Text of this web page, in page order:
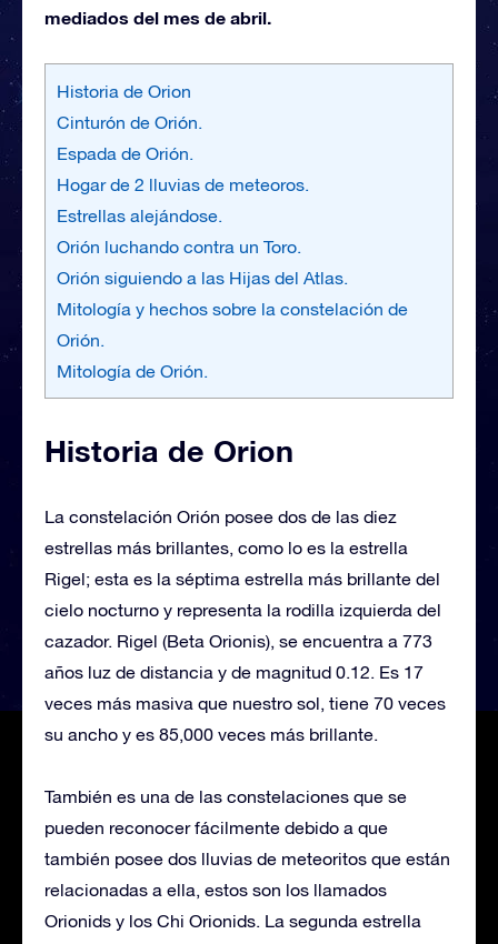
mediados del mes de abril.
Historia de Orion
Cinturón de Orión.
Espada de Orión.
Hogar de 2 lluvias de meteoros.
Estrellas alejándose.
Orión luchando contra un Toro.
Orión siguiendo a las Hijas del Atlas.
Mitología y hechos sobre la constelación de
Orión.
Mitología de Orión.
Historia de Orion
La constelación Orión posee dos de las diez
estrellas más brillantes, como lo es la estrella
Rigel; esta es la séptima estrella más brillante del
cielo nocturno y representa la rodilla izquierda del
cazador. Rigel (Beta Orionis), se encuentra a 773
años luz de distancia y de magnitud 0.12. Es 17
veces más masiva que nuestro sol, tiene 70 veces
su ancho y es 85,000 veces más brillante.
También es una de las constelaciones que se
pueden reconocer fácilmente debido a que
también posee dos lluvias de meteoritos que están
relacionadas a ella, estos son los llamados
Orionids y los Chi Orionids. La segunda estrella